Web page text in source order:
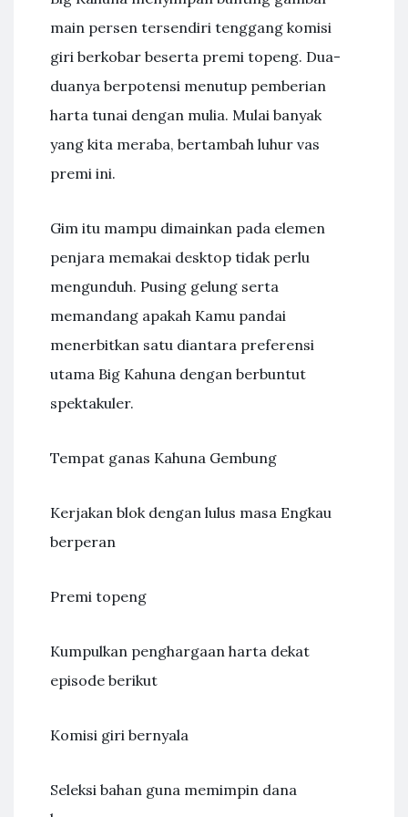
main persen tersendiri tenggang komisi
giri berkobar beserta premi topeng. Dua-
duanya berpotensi menutup pemberian
harta tunai dengan mulia. Mulai banyak
yang kita meraba, bertambah luhur vas
premi ini.
Gim itu mampu dimainkan pada elemen
penjara memakai desktop tidak perlu
mengunduh. Pusing gelung serta
memandang apakah Kamu pandai
menerbitkan satu diantara preferensi
utama Big Kahuna dengan berbuntut
spektakuler.
Tempat ganas Kahuna Gembung
Kerjakan blok dengan lulus masa Engkau
berperan
Premi topeng
Kumpulkan penghargaan harta dekat
episode berikut
Komisi giri bernyala
Seleksi bahan guna memimpin dana